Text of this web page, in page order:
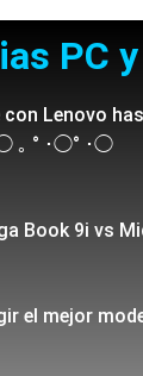
PC
con Lenovo
｡ ° ･◯° ･◯
Book 9i vs
el mejor